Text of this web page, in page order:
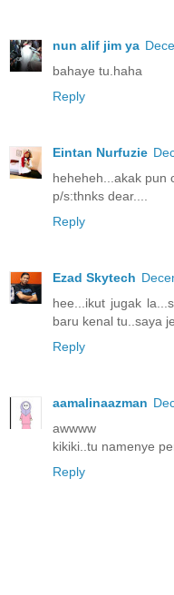
nun alif jim ya
bahaye tu.haha
Reply
Eintan Nurfuzie
heheheh...akak pun
p/s:thnks dear....
Reply
Ezad Skytech
hee...ikut jugak
baru kenal tu..saya
Reply
aamalinaazman
awwww
kikiki..tu namenye
Reply